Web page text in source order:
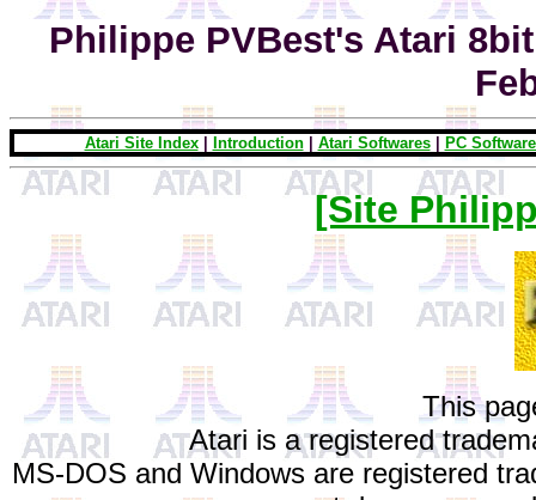
Philippe PVBest's Atari
Atari Site Index| Introduction| Atari Softwares| PC
[Site
This
Atari is a registered
MS-DOS and Windows are registered